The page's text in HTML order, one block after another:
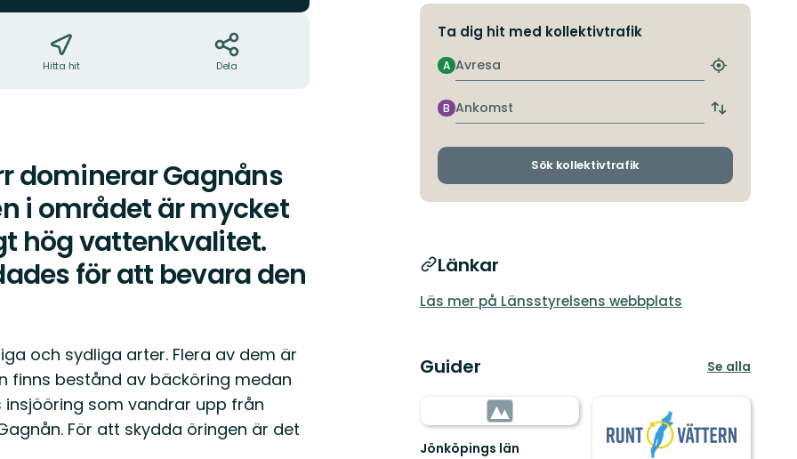
Hitta hit Dela
dominerar Gagnåns
i området är mycket
hög vattenkvalitet.
för att bevara den
och sydliga arter. Flera av dem är
finns bestånd av bäcköring medan
insjööring som vandrar upp från
För att skydda öringen är det
Ta dig hit med kollektivtrafik
Avresa
A
Hitta
hållplats
Ankomst
B
Byt
och
Sök kollektivtrafik
Länkar
Läs mer på Länsstyrelsens webbplats
Guider Se alla
Jönköpings län